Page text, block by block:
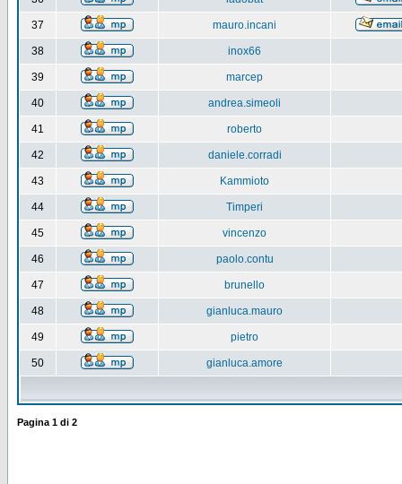
37 mauro.incani
38 inox66
39 marcep
40 andrea.simeoli
41 roberto
42 daniele.corradi
43 Kammioto
44 Timperi
45 vincenzo
46 paolo.contu
47 brunello
48 gianluca.mauro
49 pietro
50 gianluca.amore
Pagina 1 di 2